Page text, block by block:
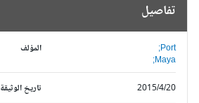
تفاصيل
المؤلف
Port;
Maya;
تاريخ الوثيقة
2015/4/20